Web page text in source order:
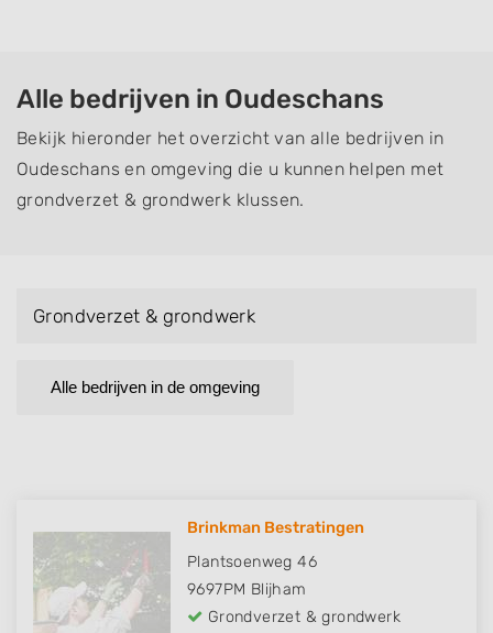
Alle bedrijven in Oudeschans
Bekijk hieronder het overzicht van alle bedrijven in
Oudeschans en omgeving die u kunnen helpen met
grondverzet & grondwerk klussen.
Grondverzet & grondwerk
Alle bedrijven in de omgeving
Brinkman Bestratingen
Plantsoenweg 46
9697PM Blijham
Grondverzet & grondwerk